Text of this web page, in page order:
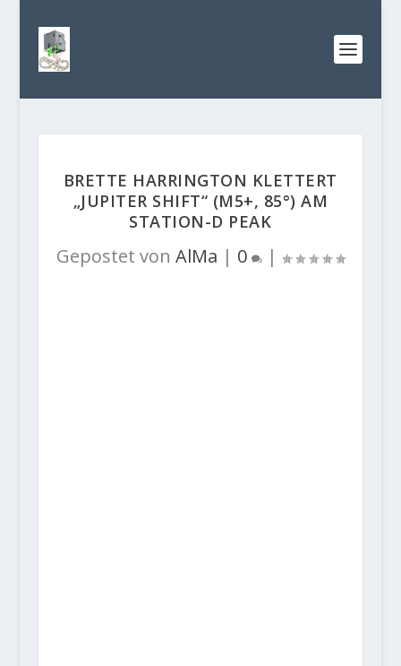
BRETTE HARRINGTON KLETTERT
„JUPITER SHIFT“ (M5+, 85°) AM
STATION-D PEAK
Gepostet von AlMa | 0 |